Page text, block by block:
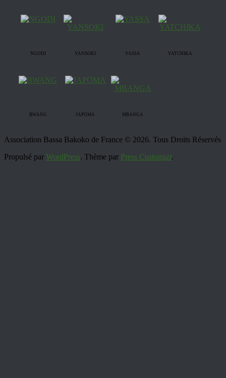
NGODI YANSOKI YASSA YATCHIKA
BWANG JAPOMA MBANGA
Association Bassa Bakoko de France © 2026. Tous Droits Réservés
Propulsé par WordPress. Thème par Press Customizr.